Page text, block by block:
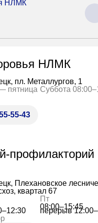
НЛМК
пл. Металлургов, 1
пятница Суббота
55-43
профилакторий
Плехановское
квартал 67
Пт
08:00–15:45
перерыв